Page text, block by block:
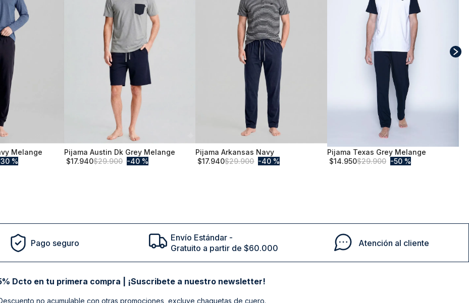
Melange
30 %
L
Pijama Austin Dk Grey Melange
$17.940$29.900 40 %
XL
Pijama Arkansas Navy
$17.940$29.900 40 %
XL
Pijama Texas Grey Melange
$14.950$29.900 50 %
Pago seguro
Envío Estándar -
Gratuito a partir de $60.000
Atención al cliente
Dcto en tu primera compra | ¡Suscribete a nuestro newsletter!
no acumulable con otras promociones, excluye chaquetas de cuero.